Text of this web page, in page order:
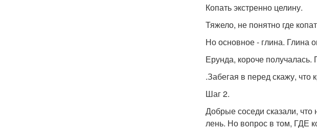
Копать экстренно целину.
Тяжело, не понятно где
Но основное - глина. Глина
Ерунда, короче получалась.
.Забегая в перед скажу, что
Шаг 2.
Добрые соседи сказали,
лень. Но вопрос в том, ГДЕ